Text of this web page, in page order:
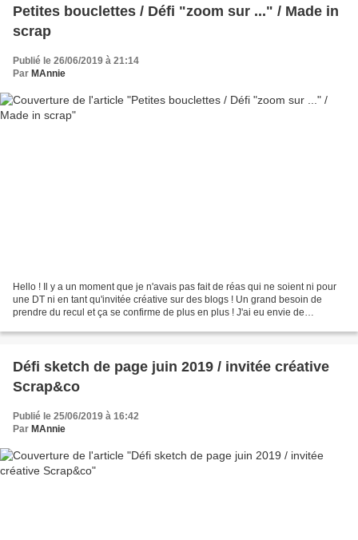
Petites bouclettes / Défi "zoom sur ..." / Made in
scrap
Publié le 26/06/2019 à 21:14
Par MAnnie
Hello ! Il y a un moment que je n'avais pas fait de réas qui ne soient ni pour
une DT ni en tant qu'invitée créative sur des blogs ! Un grand besoin de
prendre du recul et ça se confirme de plus en plus ! J'ai eu envie de
Défi sketch de page juin 2019 / invitée créative
Scrap&co
Publié le 25/06/2019 à 16:42
Par MAnnie